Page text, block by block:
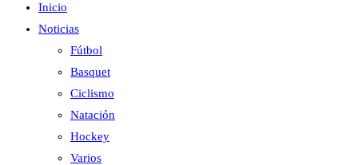
Inicio
Noticias
Fútbol
Basquet
Ciclismo
Natación
Hockey
Varios